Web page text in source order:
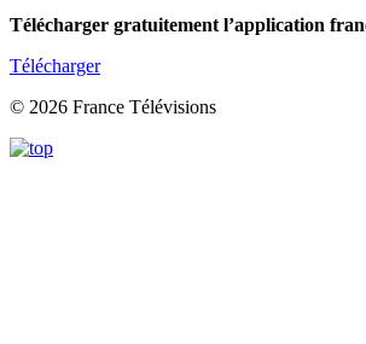
Télécharger gratuitement l’application
Télécharger
© 2026 France Télévisions